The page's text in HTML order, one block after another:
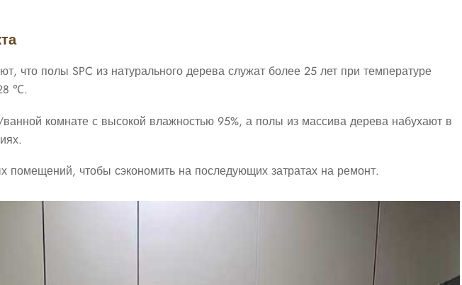
что полы SPC из натурального дерева служат более 25 лет при температуре
℃.
комнате с высокой влажностью 95%, а полы из массива дерева набухают в
чтобы сэкономить на последующих затратах на ремонт.